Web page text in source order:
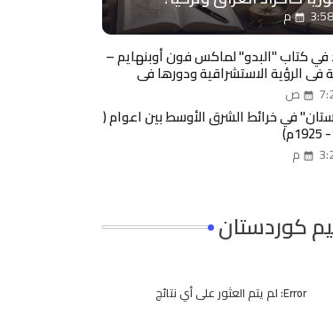
م
في كتاب "البدو" لماكس فون أوبنهايم –
في الرؤية الاستشراقية ودورها في
القومية ص
في خرائط الشرق الأوسط بين اعوام (
م
كوردستان
Error: لم يتم العثور على أي نتائج